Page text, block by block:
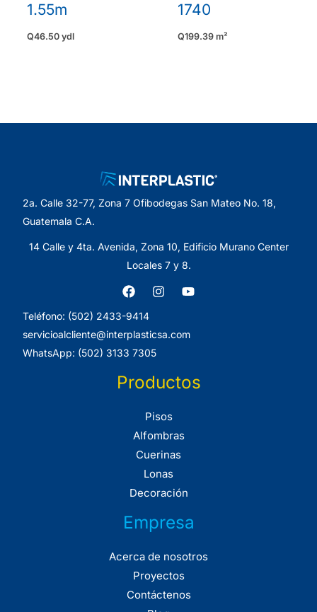
1.55m
Q46.50 ydl
1740
Q199.39m²
2a. Calle 32-77, Zona 7 Ofibodegas San Mateo No. 18,
Guatemala C.A.
14 Calle y 4ta. Avenida, Zona 10, Edificio Murano Center
Locales 7 y 8.
Teléfono: (502) 2433-9414
servicioalcliente@interplasticsa.com
WhatsApp: (502) 3133 7305
Productos
Pisos
Alfombras
Cuerinas
Lonas
Decoración
Empresa
Acerca de nosotros
Proyectos
Contáctenos